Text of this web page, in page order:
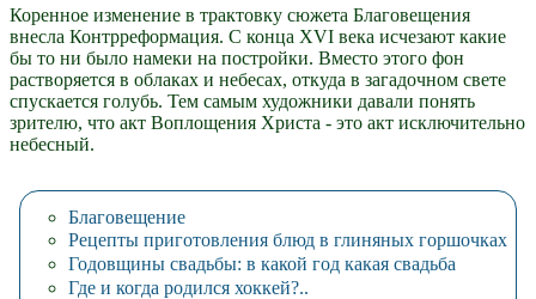
Коренное изменение в трактовку сюжета Благовещения
внесла Контрреформация. С конца XVI века исчезают какие
бы то ни было намеки на постройки. Вместо этого фон
растворяется в облаках и небесах, откуда в загадочном свете
спускается голубь. Тем самым художники давали понять
зрителю, что акт Воплощения Христа - это акт исключительно
небесный.
Благовещение
Рецепты приготовления блюд в глиняных горшочках
Годовщины свадьбы: в какой год какая свадьба
Где и когда родился хоккей?..